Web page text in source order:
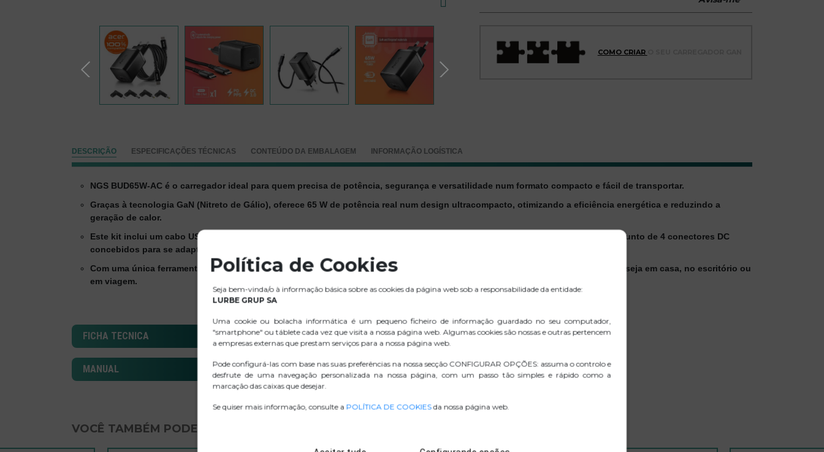
COMO CRIAR
DESCRIÇÃO ESPECIFICAÇÕES TÉCNICAS CONTEÚDO DA EMBALAGEM INFORMAÇÃO LOGÍSTICA
NGS BUD65W-AC é o carregador ideal para quem precisa de potência, segurança e versatilidade num formato compacto e fácil de transportar.
Graças à tecnologia GaN (Nitreto de Gálio), oferece 65 W de potência real num design ultracompacto, otimizando a eficiência energética e reduzindo a
geração de calor.
Este kit inclui um cabo USB-C de 1,5 metro, perfeito para carregar com comodidade em qualquer lugar, juntamente com um conjunto de 4 conectores DC
concebidos para se adaptarem a diferentes modelos de portáteis Acer.
Com uma única ferramenta, terá tudo o que precisa para carregar o seu portátil e outros dispositivos de forma rápida e estável, seja em casa, no escritório ou
em viagem.
FICHA TECNICA .ZIP IMAGENS
MANUAL D. CONFORMIDADE
VOCÊ TAMBÉM PODE GOSTAR
Política de Cookies
Seja bem-vinda/o à informação básica sobre as cookies da página web sob a responsabilidade da entidade:
LURBE GRUP SA
Uma cookie ou bolacha informática é um pequeno ficheiro de informação guardado no seu computador,
"smartphone" ou táblete cada vez que visita a nossa página web. Algumas cookies são nossas e outras pertencem
a empresas externas que prestam serviços para a nossa página web.
Pode configurá-las com base nas suas preferências na nossa secção CONFIGURAR OPÇÕES: assuma o controlo e
desfrute de uma navegação personalizada na nossa página, com um passo tão simples e rápido como a
marcação das caixas que desejar.
Se quiser mais informação, consulte a POLÍTICA DE COOKIESda nossa página web.